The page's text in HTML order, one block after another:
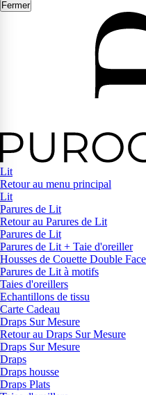
Fermer
Lit
Retour au menu principal
Lit
Parures de Lit
Retour au Parures de Lit
Parures de Lit
Parures de Lit + Taie d'oreiller
Housses de Couette Double Face
Parures de Lit à motifs
Taies d'oreillers
Echantillons de tissu
Carte Cadeau
Draps Sur Mesure
Retour au Draps Sur Mesure
Draps Sur Mesure
Draps
Draps housse
Draps Plats